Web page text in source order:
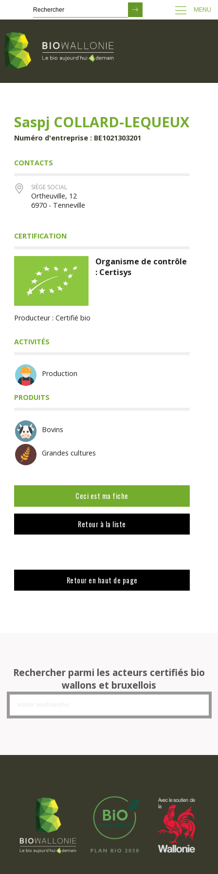
principal
MENU
Saspj COLLARD-LEQUEUX
Numéro d'entreprise : BE1021303201
CONTACTS
SIÈGE SOCIAL
Ortheuville, 12
6970 - Tenneville
CERTIFICATION
Organisme de contrôle
: Certisys
Producteur : Certifié bio
ACTIVITÉS
Production
PRODUITS
Bovins
Grandes cultures
Ceci est ma fiche
Retour à la liste
Retour en haut de page
Rechercher parmi les acteurs certifiés bio
wallons et bruxellois